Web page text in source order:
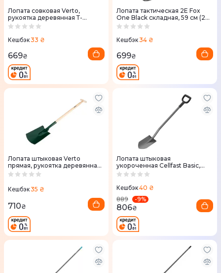
Лопата совковая Verto,
рукоятка деревянная Т-
образная, 120см, 2.1кг (15G021)
Кешбэк33 ₴
669₴
Лопата тактическая 2E Fox
One Black складная, 59 см (2E-
TFS-BK)
Кешбэк34 ₴
699₴
Лопата штыковая Verto
прямая, рукоятка деревянная
Т-образная, 117см, 1.8кг
Кешбэк35 ₴
710₴
Лопата штыковая
укороченная Cellfast Basic,
112.5см (40-252)
Кешбэк40 ₴
889
-9%
806₴